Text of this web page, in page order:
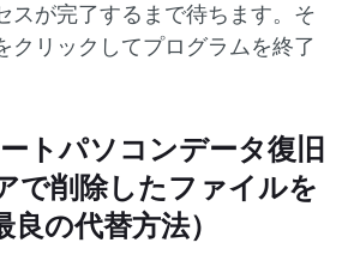
スが完了するまで待ちます。そ
クリックしてプログラムを終了
トパソコンデータ復旧
で削除したファイルを
の代替方法）